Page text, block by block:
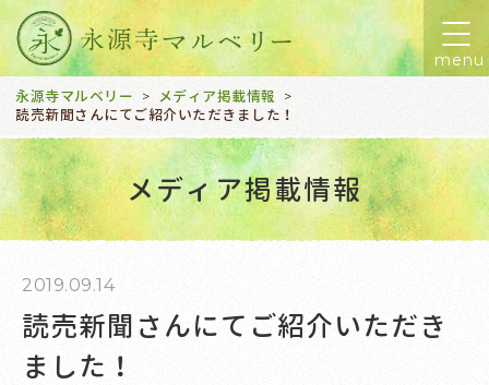
menu
永源寺マルベリー > メディア掲載情報
>
読売新聞さんにてご紹介いただきました！
メディア掲載情報
2019.09.14
読売新聞さんにてご紹介いただき
ました！